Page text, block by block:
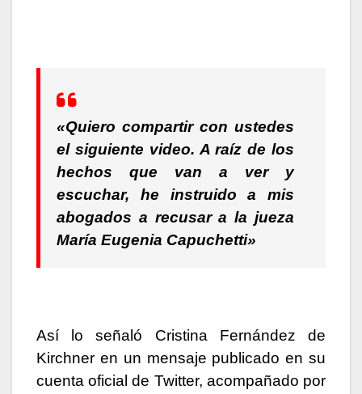
«Quiero compartir con ustedes
el siguiente video. A raíz de los
hechos que van a ver y
escuchar, he instruido a mis
abogados a recusar a la jueza
María Eugenia Capuchetti»
Así lo señaló Cristina Fernández de
Kirchner en un mensaje publicado en su
cuenta oficial de Twitter, acompañado por